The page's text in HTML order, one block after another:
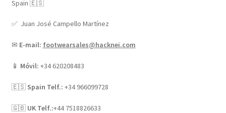
Spain 🇪🇸
✅ Juan José Campello Martínez
✉ E-mail: footwearsales@hacknei.com
📱 Móvil: +34 620208483
🇪🇸 Spain Telf.: +34 966099728
🇬🇧 UK Telf.:+44 7518826633